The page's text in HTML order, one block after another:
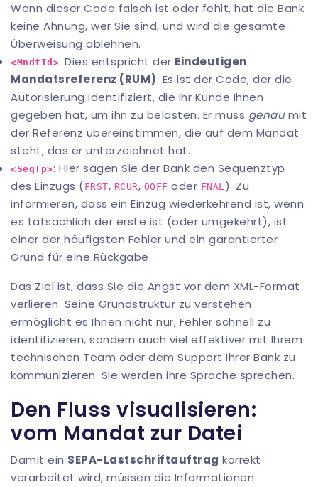
Wenn dieser Code falsch ist oder fehlt, hat die Bank
keine Ahnung, wer Sie sind, und wird die gesamte
Überweisung ablehnen.
<MndtId>: Dies entspricht der Eindeutigen
Mandatsreferenz (RUM). Es ist der Code, der die
Autorisierung identifiziert, die Ihr Kunde Ihnen
gegeben hat, um ihn zu belasten. Er muss genaumit
der Referenz übereinstimmen, die auf dem Mandat
steht, das er unterzeichnet hat.
<SeqTp>: Hier sagen Sie der Bank den Sequenztyp
des Einzugs (FRST, RCUR, OOFF oder FNAL). Zu
informieren, dass ein Einzug wiederkehrend ist, wenn
es tatsächlich der erste ist (oder umgekehrt), ist
einer der häufigsten Fehler und ein garantierter
Grund für eine Rückgabe.
Das Ziel ist, dass Sie die Angst vor dem XML-Format
verlieren. Seine Grundstruktur zu verstehen
ermöglicht es Ihnen nicht nur, Fehler schnell zu
identifizieren, sondern auch viel effektiver mit Ihrem
technischen Team oder dem Support Ihrer Bank zu
kommunizieren. Sie werden ihre Sprache sprechen.
Den Fluss visualisieren:
vom Mandat zur Datei
Damit ein SEPA-Lastschriftauftrag korrekt
verarbeitet wird, müssen die Informationen